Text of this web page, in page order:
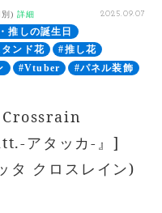
) 詳細 2025.09.07
推しの誕生日
タンド花
#推し花
#Vtuber
#パネル装飾
アタッカ-』]
クロスレイン)